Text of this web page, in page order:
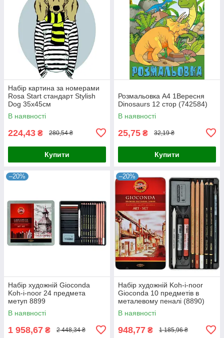
Набір картина за номерами
Rosa Start стандарт Stylish
Dog 35х45см
(4823098514244)
В наявності
224,43 ₴ 280,54 ₴
Купити
Розмальовка А4 1Вересня
Dinosaurs 12 стор (742584)
В наявності
25,75 ₴ 32,19 ₴
Купити
–20%
Набір художній Gioconda
Koh-i-noor 24 предмета
метуп 8899
В наявності
1 958,67 ₴ 2 448,34 ₴
–20%
Набір художній Koh-i-noor
Gioconda 10 предметів в
металевому пеналі (8890)
В наявності
948,77 ₴ 1 185,96 ₴